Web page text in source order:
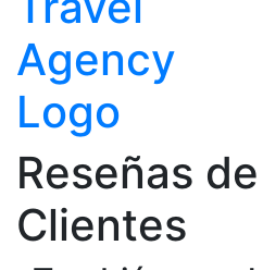
Reseñas
Clientes